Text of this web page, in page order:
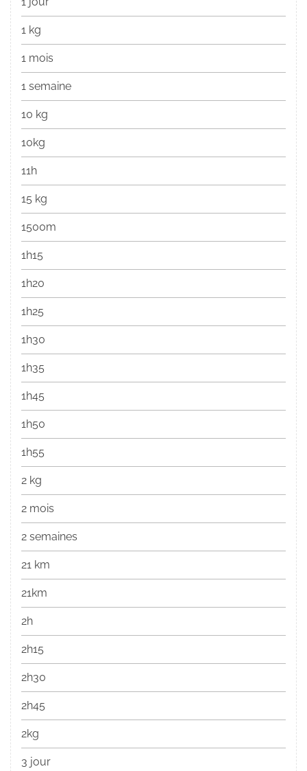
1 kg
1 mois
1 semaine
10 kg
10kg
11h
15 kg
1500m
1h15
1h20
1h25
1h30
1h35
1h45
1h50
1h55
2 kg
2 mois
2 semaines
21 km
21km
2h
2h15
2h30
2h45
2kg
3 jour